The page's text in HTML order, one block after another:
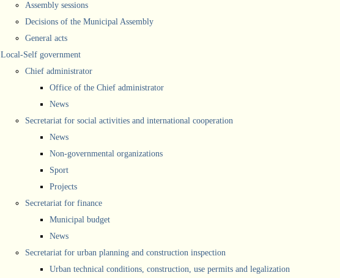
Assembly sessions
Decisions of the Municipal Assembly
General acts
Local-Self government
Chief administrator
Office of the Chief administrator
News
Secretariat for social activities and international cooperation
News
Non-governmental organizations
Sport
Projects
Secretariat for finance
Municipal budget
News
Secretariat for urban planning and construction inspection
Urban technical conditions, construction, use permits and legalization